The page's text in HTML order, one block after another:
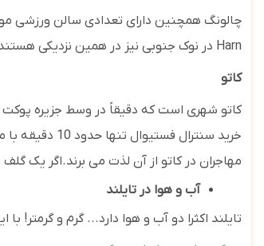
چالونگ همچنین دارای تعدادی سالن ورزشی
Harn در نوک جنوبی نیز در همین نزدیکی
کاتو
کاتو شهری است که دقیقاً در وسط جزیره پوکت
مهاجران در کاتو از آن لذت می برند.اگر یک
آب و هوا در تایلند
تایلند اکثرا دو آب و هوا دارد... گرم و